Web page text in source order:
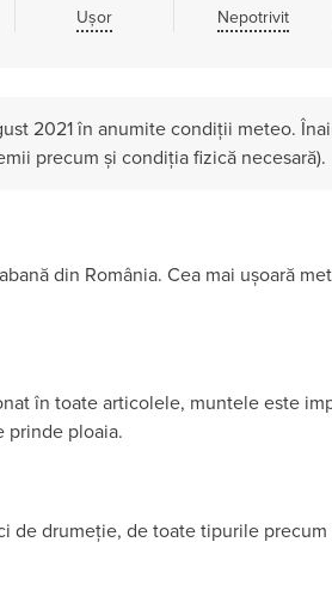
Ușor Nepotrivit
2021 în anumite condiții meteo.
precum și condiția fizică necesară).
din România. Cea mai ușoară
în toate articolele, muntele este
prinde ploaia.
de drumeție, de toate tipurile